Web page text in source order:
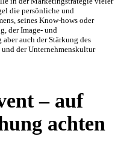
die persönliche und
seines Know-hows oder
der Image- und
auch der Stärkung des
der Unternehmenskultur
– auf
achten